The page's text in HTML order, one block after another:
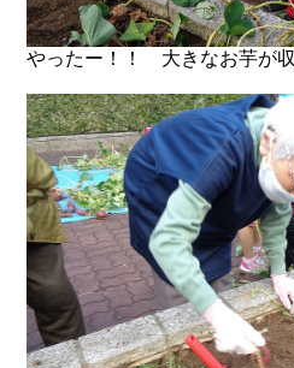
やったー！！ 大きなお芋が収